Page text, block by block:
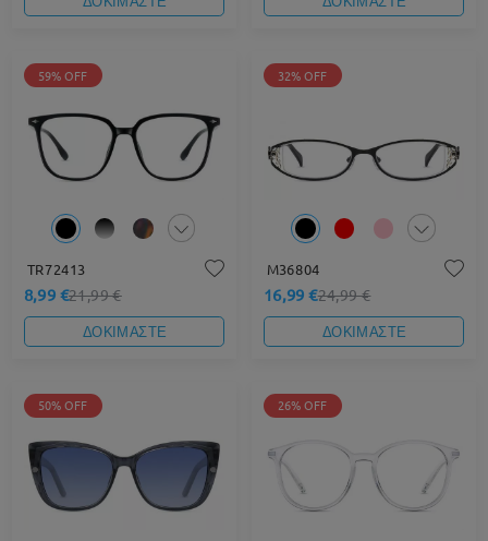
59% OFF
TR72413
8,99 €21,99 €
ΔΟΚΙΜΑΣΤΕ
32% OFF
M36804
16,99 €24,99 €
ΔΟΚΙΜΑΣΤΕ
50% OFF 26% OFF